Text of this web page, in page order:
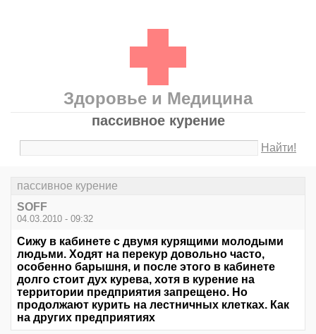
Здоровье и Медицина
пассивное курение
Найти!
пассивное курение
SOFF
04.03.2010 - 09:32
Сижу в кабинете с двумя курящими молодыми
людьми. Ходят на перекур довольно часто,
особенно барышня, и после этого в кабинете
долго стоит дух курева, хотя в курение на
территории предприятия запрещено. Но
продолжают курить на лестничных клетках. Как
на других предприятиях